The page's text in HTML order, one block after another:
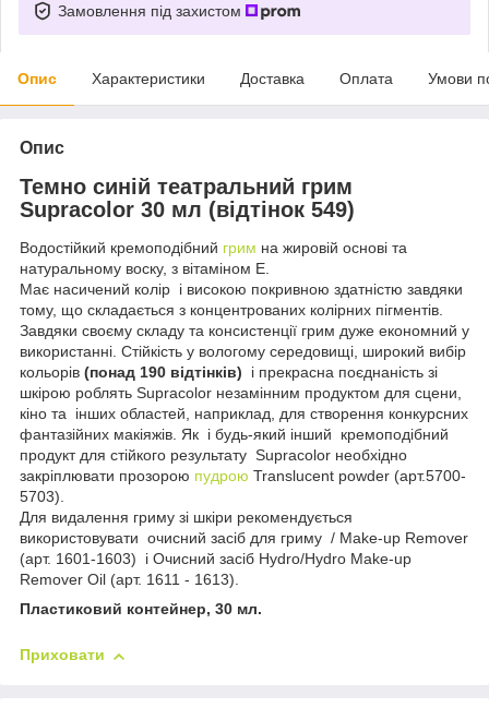
Замовлення під захистом
Опис Характеристики Доставка Оплата Умови
Опис
Темно синій театральний грим
Supracolor 30 мл (відтінок 549)
Водостійкий кремоподібний грим на жировій основі та
натуральному воску, з вітаміном Е.
Має насичений колір і високою покривною здатністю завдяки
тому, що складається з концентрованих колірних пігментів.
Завдяки своєму складу та консистенції грим дуже економний у
використанні. Стійкість у вологому середовищі, широкий вибір
кольорів (понад 190 відтінків)
і прекрасна поєднаність зі
шкірою роблять Supracolor незамінним продуктом для сцени,
кіно та інших областей, наприклад, для створення конкурсних
фантазійних макіяжів. Як і будь-який інший кремоподібний
продукт для стійкого результату Supracolor необхідно
закріплювати прозорою пудрою Translucent powder (арт.5700-
5703).
Для видалення гриму зі шкіри рекомендується
використовувати очисний засіб для гриму / Make-up Remover
(арт. 1601-1603) і Очисний засіб Hydro/Hydro Make-up
Remover Oil (арт. 1611 - 1613).
Пластиковий контейнер, 30 мл.
Приховати